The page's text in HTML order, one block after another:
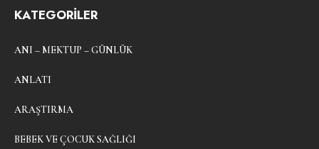
KATEGORİLER
ANI – MEKTUP – GÜNLÜK
ANLATI
ARAŞTIRMA
BEBEK VE ÇOCUK SAĞLIĞI